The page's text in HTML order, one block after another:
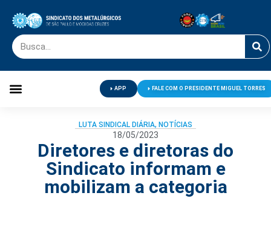
APP FALE COM O PRESIDENTE MIGUEL TORRES
LUTA SINDICAL DIÁRIA, NOTÍCIAS
18/05/2023
Diretores e diretoras do
Sindicato informam e
mobilizam a categoria